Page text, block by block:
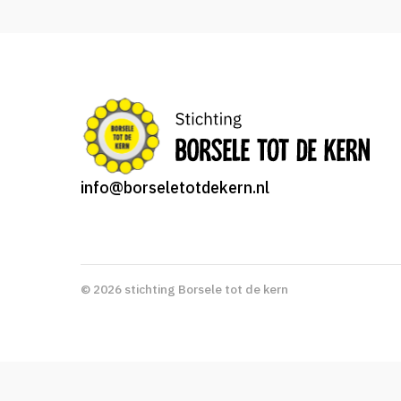
info@borseletotdekern.nl
© 2026 stichting Borsele tot de kern